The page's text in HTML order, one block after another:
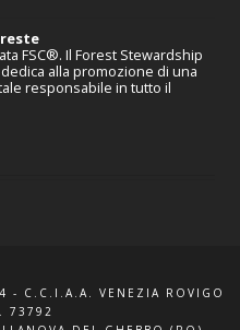
FSC®. Il Forest Stewardship
dedica alla promozione di una
responsabile in tutto il
- C.C.I.A.A. VENEZIA ROVIGO
73792